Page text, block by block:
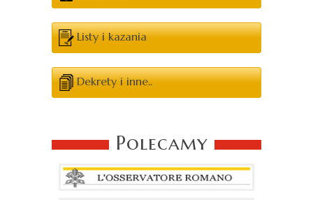
Listy i kazania
Dekrety i inne..
Polecamy